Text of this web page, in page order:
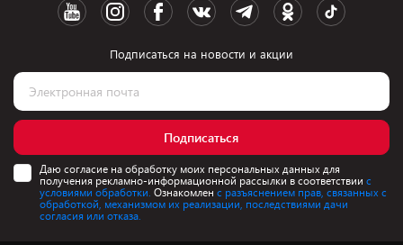
Подписаться на новости и акции
Подписаться
Даю согласие на обработку моих персональных данных для
получения рекламно-информационной рассылки в соответствии с
условиями обработки. Ознакомлен с разъяснением прав, связанных с
обработкой, механизмом их реализации, последствиями дачи
согласия или отказа.